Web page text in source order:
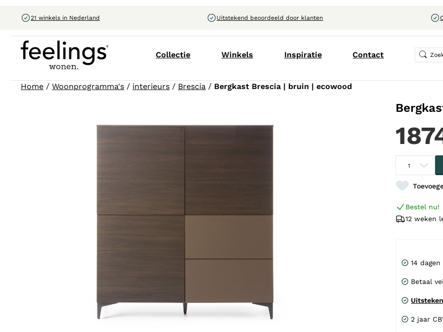
21 winkels in Nederland Uitstekend beoordeeld door klanten
Collectie Winkels Inspiratie Contact
Home / Woonprogramma's / interieurs / Brescia / Bergkast Brescia | bruin | ecowood
Bestel nu!
12 weken
14
Betaal
2 jaar